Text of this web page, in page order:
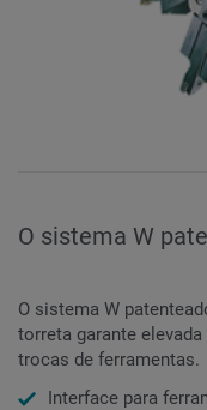
O sistema W
O sistema W
torreta garante
trocas de ferramentas.
Interface para